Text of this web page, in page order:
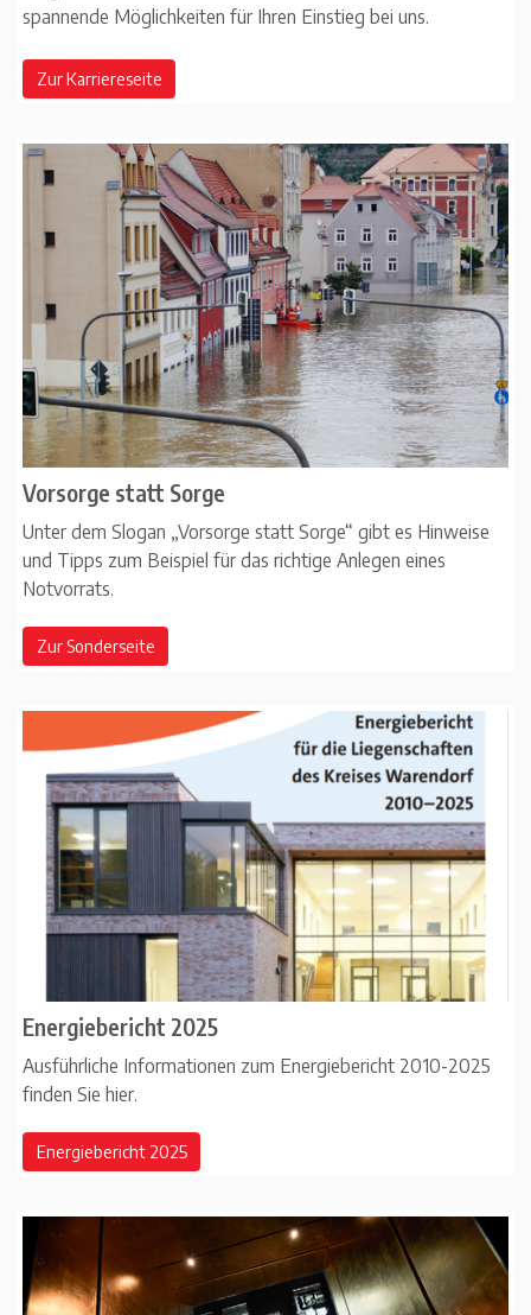
spannende Möglichkeiten für Ihren Einstieg bei uns.
Zur Karriereseite
Vorsorge statt Sorge
Unter dem Slogan „Vorsorge statt Sorge“ gibt es Hinweise
und Tipps zum Beispiel für das richtige Anlegen eines
Notvorrats.
Zur Sonderseite
Energiebericht 2025
Ausführliche Informationen zum Energiebericht 2010-2025
finden Sie hier.
Energiebericht 2025